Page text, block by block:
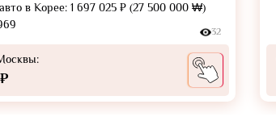
в Корее: 1 697 025 ₽ (27 500 000 ₩)
32